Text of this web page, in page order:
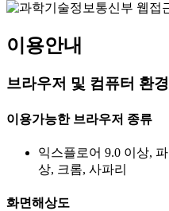
이용안내
브라우저 및 컴퓨터 환
이용가능한 브라우저 종류
익스플로어 9.0 이상,
상, 크롬, 사파리
화면해상도